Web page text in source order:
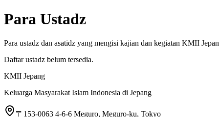
Para Ustadz
Para ustadz dan asatidz yang mengisi kajian dan kegiatan KMII
Daftar ustadz belum tersedia.
KMII Jepang
Keluarga Masyarakat Islam Indonesia di Jepang
〒153-0063 4-6-6 Meguro, Meguro-ku, Tokyo